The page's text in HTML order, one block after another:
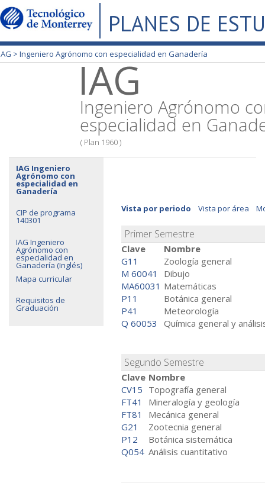
PLANES DE
> Ingeniero Agrónomo con especialidad en Ganadería
IAG
Ingeniero Agrónomo
especialidad en
( Plan 1960 )
IAG Ingeniero
Agrónomo con
especialidad en
Ganadería
CIP de programa
140301
IAG Ingeniero
Agrónomo con
especialidad en
Ganadería (Inglés)
Mapa curricular
Requisitos de
Graduación
Vista por periodo Vista por área
Primer Semestre
Clave
Nombre
G11
Zoología general
M 60041
Dibujo
MA60031 Matemáticas
P11
Botánica general
P41
Meteorología
Q 60053
Química general y
Segundo Semestre
Clave Nombre
CV15 Topografía general
FT41
Mineralogía y geología
FT81
Mecánica general
G21
Zootecnia general
P12
Botánica sistemática
Q054 Análisis cuantitativo